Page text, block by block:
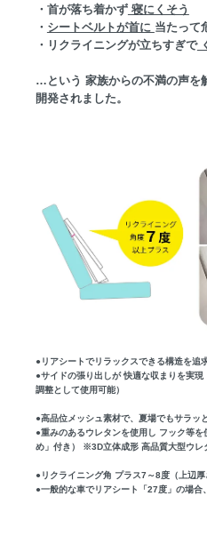
・首が落ち着かず寝にくそう
・ シートベルトが首に 当たって
・リクライニングが立ちすぎで
…という 家族からの不満の声を
開発されました。
●リアシートでリラックスできる構造を追
●サイドの張り出しが 快適な収まりを実
調整として使用可能）
●高品位メッシュ素材で、夏場でもサラッ
●重みのあるウレタンを使用し フック等
め」付き） ※3D立体成形 高品質大型ウレ
●リクライニング角 プラス7～8度（上辺
●一般的な車でリアシート「27度」の場